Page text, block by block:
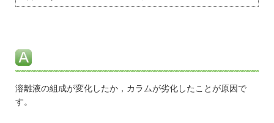
溶離液の組成が変化したか，カラムが劣化したことが原因で
す。